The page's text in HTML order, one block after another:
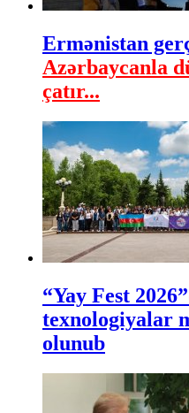
Ermənistan
Azərbaycanla
çatır...
“Yay Fest
texnologiyalar
olunub